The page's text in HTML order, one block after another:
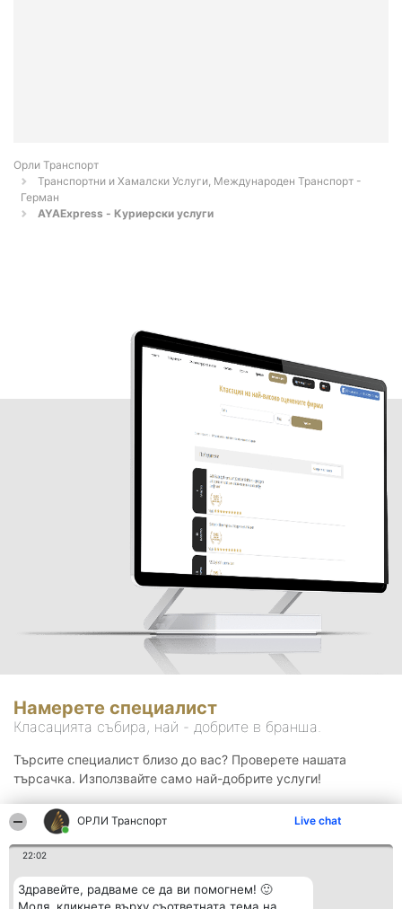
ОРЛИ Транспорт Live chat
22:02
Здравейте, радваме се да ви помогнем! 🙂
Орли Транспорт
Транспортни и Хамалски Услуги, Международен Транспорт -
Герман
AYAExpress - Куриерски услуги
Намерете специалист
Класацията събира, най - добрите в бранша.
Търсите специалист близо до вас? Проверете нашата
търсачка. Използвайте само най-добрите услуги!